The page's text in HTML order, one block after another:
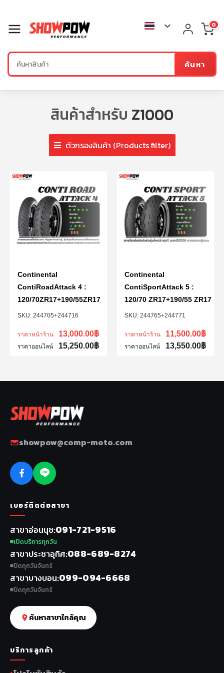
ค้นหา
0
สินค้าสำหรับ Z1000
ตัวกรองสินค้า (Products filter)
244705+244716
Continental
ContiRoadAttack 4 :
120/70ZR17+190/55ZR17
ราคาหน้าร้าน 13,000.00฿
ราคาออนไลน์ 15,250.00฿
244765+244771
Continental
ContiSportAttack 5 :
120/70 ZR17+190/55 ZR17
ราคาหน้าร้าน 11,500.00฿
ราคาออนไลน์ 13,550.00฿
showpow@comp-moto.com
เบอร์ติดต่อสาขา
สาขาอ่อนนุช 091-721-9516
เปิดบริการทุกวัน
สาขาประชาอุทิศ 088-689-8274
ปิดทุกวันจันทร์
สาขาบางบอน 099-094-6668
ปิดทุกวันจันทร์
ค้นหาสาขาใกล้คุณ
บริการลูกค้า